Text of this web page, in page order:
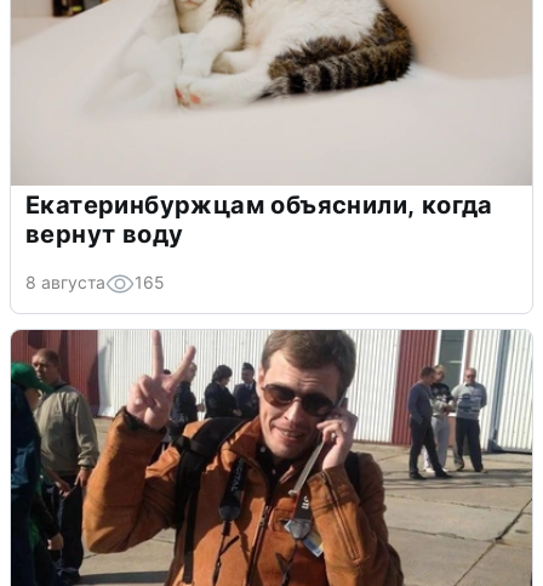
Екатеринбуржцам объяснили, когда
вернут воду
8 августа 165